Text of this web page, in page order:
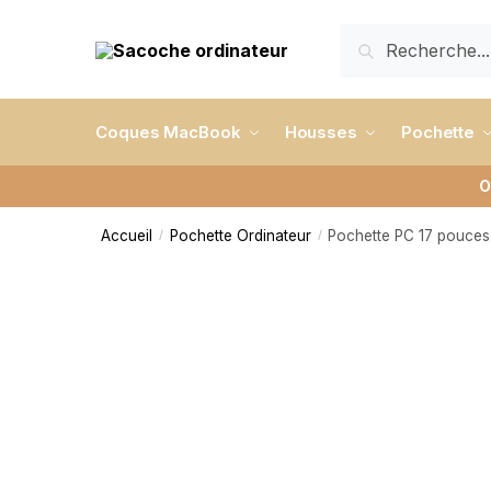
Coques MacBook Housses Pochette
Accueil / Pochette Ordinateur / Pochette PC 17